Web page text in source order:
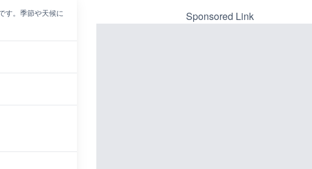
す。季節や天候に
Sponsored Link